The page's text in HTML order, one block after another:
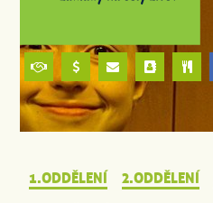
1.ODDĚLENÍ 2.ODDĚLENÍ